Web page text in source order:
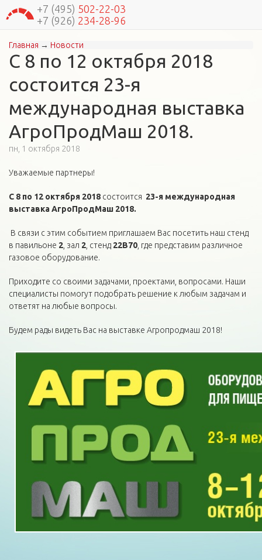
+7 (495) 502-22-03
+7 (926) 234-28-96
Вы здесь
Главная → Новости
С 8 по 12 октября 2018
состоится 23-я
международная выставка
АгроПродМаш 2018.
пн, 1 октября 2018
Уважаемые партнеры!
С 8 по 12 октября 2018 состоится 23-я международная
выставка АгроПродМаш 2018.
В связи с этим событием приглашаем Вас посетить наш стенд
в павильоне 2 , зал 2 , стенд 22B70 , где представим различное
газовое оборудование.
Приходите со своими задачами, проектами, вопросами. Наши
специалисты помогут подобрать решение к любым задачам и
ответят на любые вопросы.
Будем рады видеть Вас на выставке Агропродмаш 2018!